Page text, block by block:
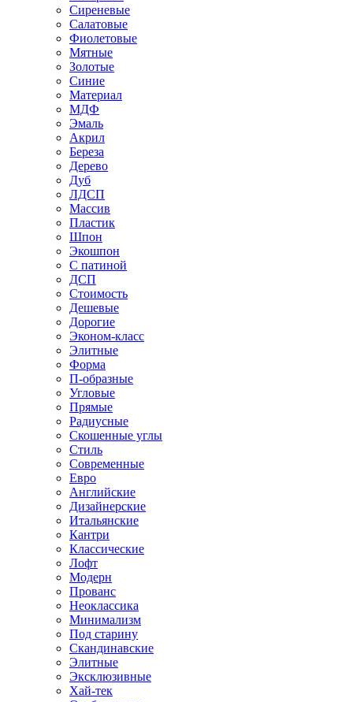
Сиреневые
Салатовые
Фиолетовые
Мятные
Золотые
Синие
Материал
МДФ
Эмаль
Акрил
Береза
Дерево
Дуб
ЛДСП
Массив
Пластик
Шпон
Экошпон
С патиной
ДСП
Стоимость
Дешевые
Дорогие
Эконом-класс
Элитные
Форма
П-образные
Угловые
Прямые
Радиусные
Скошенные углы
Стиль
Современные
Евро
Английские
Дизайнерские
Итальянские
Кантри
Классические
Лофт
Модерн
Прованс
Неоклассика
Минимализм
Под старину
Скандинавские
Элитные
Эксклюзивные
Хай-тек